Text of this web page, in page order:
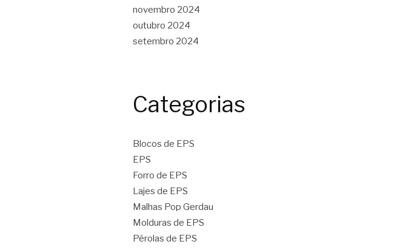
novembro 2024
outubro 2024
setembro 2024
Categorias
Blocos de EPS
EPS
Forro de EPS
Lajes de EPS
Malhas Pop Gerdau
Molduras de EPS
Pérolas de EPS